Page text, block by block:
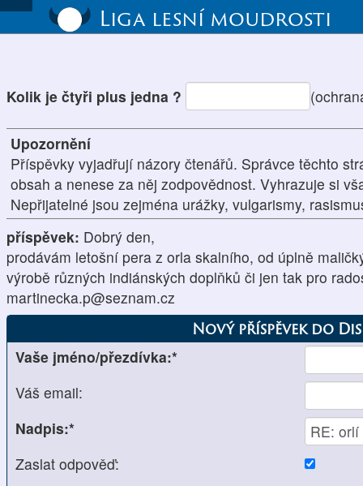
Liga lesní moudrosti
Kolik je čtyři plus jedna ?
Upozornění
Příspěvky vyjadřují názory čtenářů. Správce těchto
obsah a nenese za něj zodpovědnost. Vyhrazuje si
Nepřijatelné jsou zejména urážky, vulgarismy,
příspěvek: Dobrý den,
prodávám letošní pera z orla skalního, od úplně
výrobě různých indiánských doplňků či jen tak pro
martinecka.p@seznam.cz
Nový příspěvek do
Vaše jméno/přezdívka:*
Váš email:
Nadpis:*
Zaslat odpověď: